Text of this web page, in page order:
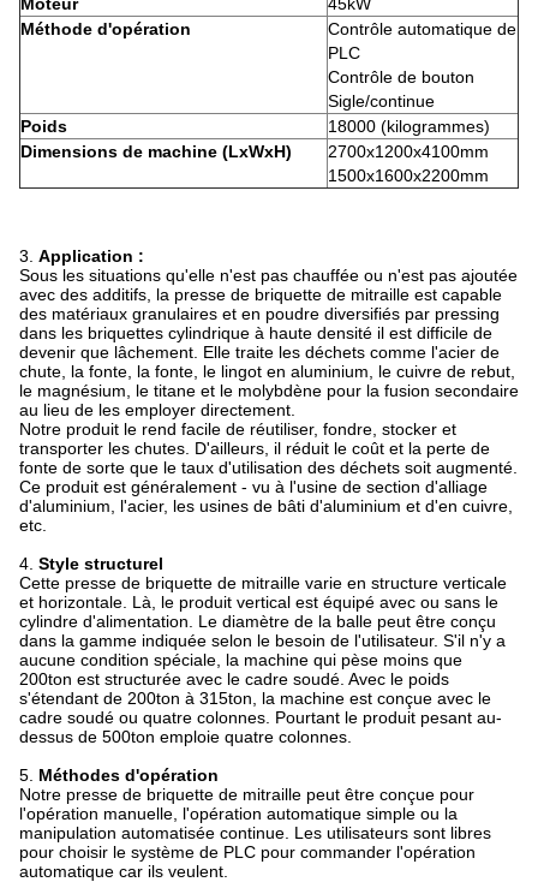
Méthode d'opération
Contrôle automatique de
PLC
Contrôle de bouton
Sigle/continue
Poids
18000 (kilogrammes)
Dimensions de machine (LxWxH)
2700x1200x4100mm
1500x1600x2200mm
3. Application :
Sous les situations qu'elle n'est pas chauffée ou n'est pas ajoutée
avec des additifs, la presse de briquette de mitraille est capable
des matériaux granulaires et en poudre diversifiés par pressing
dans les briquettes cylindrique à haute densité il est difficile de
devenir que lâchement. Elle traite les déchets comme l'acier de
chute, la fonte, la fonte, le lingot en aluminium, le cuivre de rebut,
le magnésium, le titane et le molybdène pour la fusion secondaire
au lieu de les employer directement.
Notre produit le rend facile de réutiliser, fondre, stocker et
transporter les chutes. D'ailleurs, il réduit le coût et la perte de
fonte de sorte que le taux d'utilisation des déchets soit augmenté.
Ce produit est généralement - vu à l'usine de section d'alliage
d'aluminium, l'acier, les usines de bâti d'aluminium et d'en cuivre,
etc.
4. Style structurel
Cette presse de briquette de mitraille varie en structure verticale
et horizontale. Là, le produit vertical est équipé avec ou sans le
cylindre d'alimentation. Le diamètre de la balle peut être conçu
dans la gamme indiquée selon le besoin de l'utilisateur. S'il n'y a
aucune condition spéciale, la machine qui pèse moins que
200ton est structurée avec le cadre soudé. Avec le poids
s'étendant de 200ton à 315ton, la machine est conçue avec le
cadre soudé ou quatre colonnes. Pourtant le produit pesant au-
dessus de 500ton emploie quatre colonnes.
5. Méthodes d'opération
Notre presse de briquette de mitraille peut être conçue pour
l'opération manuelle, l'opération automatique simple ou la
manipulation automatisée continue. Les utilisateurs sont libres
pour choisir le système de PLC pour commander l'opération
automatique car ils veulent.